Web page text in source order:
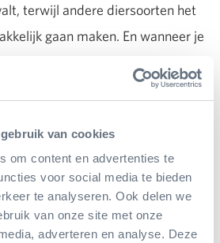
van cookies
om content en advertenties te
voor social media te bieden
te analyseren. Ook delen we
van onze site met onze
adverteren en analyse. Deze
terwijl andere diersoorten het
gaan maken. En wanneer je
avond bezoekt, levert dat
zomeravond rondleiding
of familie van